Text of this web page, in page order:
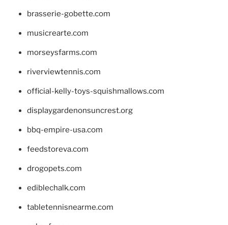
brasserie-gobette.com
musicrearte.com
morseysfarms.com
riverviewtennis.com
official-kelly-toys-squishmallows.com
displaygardenonsuncrest.org
bbq-empire-usa.com
feedstoreva.com
drogopets.com
ediblechalk.com
tabletennisnearme.com